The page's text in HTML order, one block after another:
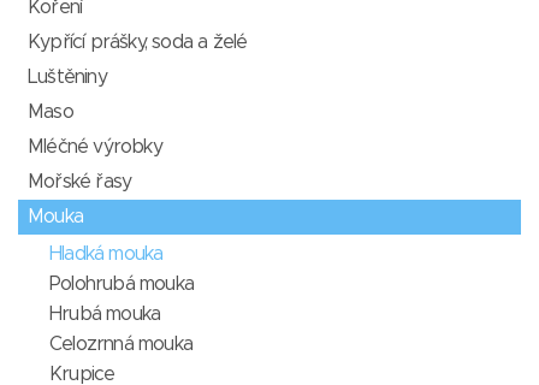
Koření
Kypřící prášky, soda a želé
Luštěniny
Maso
Mléčné výrobky
Mořské řasy
Mouka
Hladká mouka
Polohrubá mouka
Hrubá mouka
Celozrnná mouka
Krupice